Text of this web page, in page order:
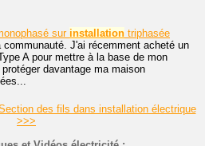
sur installation triphasée
J'ai récemment acheté un
A pour mettre à la base de mon
davantage ma maison
des fils dans installation électrique
>>>